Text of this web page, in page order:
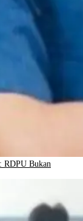
RDPU Bukan